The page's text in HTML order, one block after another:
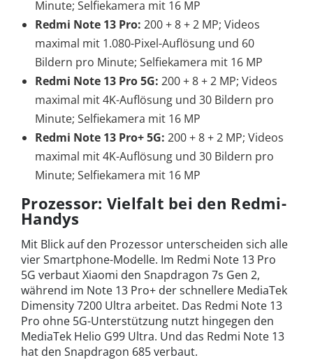
Minute; Selfiekamera mit 16 MP
Redmi Note 13 Pro: 200 + 8 + 2 MP; Videos
maximal mit 1.080-Pixel-Auflösung und 60
Bildern pro Minute; Selfiekamera mit 16 MP
Redmi Note 13 Pro 5G: 200 + 8 + 2 MP; Videos
maximal mit 4K-Auflösung und 30 Bildern pro
Minute; Selfiekamera mit 16 MP
Redmi Note 13 Pro+ 5G: 200 + 8 + 2 MP; Videos
maximal mit 4K-Auflösung und 30 Bildern pro
Minute; Selfiekamera mit 16 MP
Prozessor: Vielfalt bei den Redmi-
Handys
Mit Blick auf den Prozessor unterscheiden sich alle
vier Smartphone-Modelle. Im Redmi Note 13 Pro
5G verbaut Xiaomi den Snapdragon 7s Gen 2,
während im Note 13 Pro+ der schnellere MediaTek
Dimensity 7200 Ultra arbeitet. Das Redmi Note 13
Pro ohne 5G-Unterstützung nutzt hingegen den
MediaTek Helio G99 Ultra. Und das Redmi Note 13
hat den Snapdragon 685 verbaut.